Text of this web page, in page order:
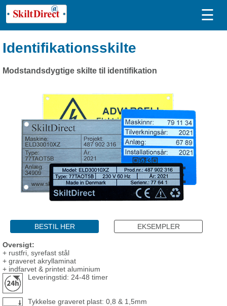
☰
Identifikationsskilte
Modstandsdygtige skilte til identifikation
BESTIL HER EKSEMPLER
Oversigt:
+ rustfri, syrefast stål
+ graveret akryllaminat
+ indfarvet & printet aluminium
Leveringstid: 24-48 timer
Tykkelse graveret plast: 0,8 & 1,5mm